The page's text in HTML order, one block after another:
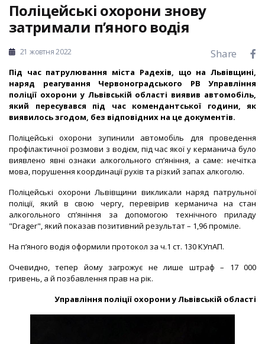
Поліцейські охорони знову
затримали п’яного водія
21 жовтня 2022 Share
Під час патрулювання міста Радехів, що на Львівщині,
наряд реагування Червоноградського РВ Управління
поліції охорони у Львівській області виявив автомобіль,
який пересувався під час комендантської години, як
виявилось згодом, без відповідних на це документів.
Поліцейські охорони зупинили автомобіль для проведення
профілактичної розмови з водієм, під час якої у керманича було
виявлено явні ознаки алкогольного сп’яніння, а саме: нечітка
мова, порушення координації рухів та різкий запах алкоголю.
Поліцейські охорони Львівщини викликали наряд патрульної
поліції, який в свою чергу, перевірив керманича на стан
алкогольного сп’яніння за допомогою технічного приладу
"Drager", який показав позитивний результат – 1,96 проміле.
На п’яного водія оформили протокол за ч.1 ст. 130 КУпАП.
Очевидно, тепер йому загрожує не лише штраф – 17 000
гривень, а й позбавлення прав на рік.
Управління поліції охорони у Львівській області